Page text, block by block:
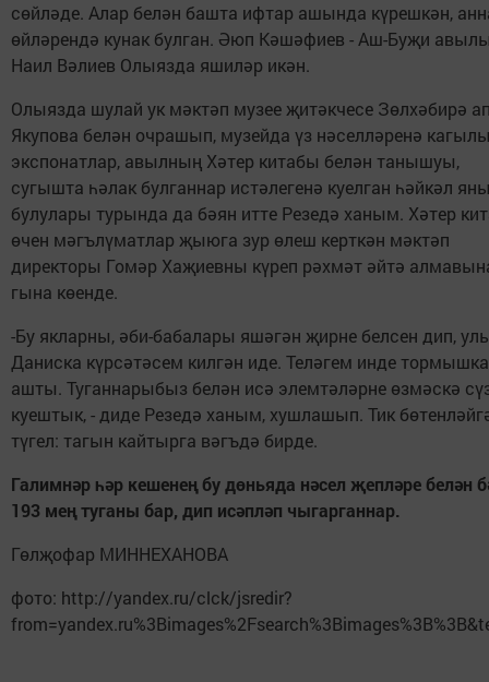
сөйләде. Алар белән башта ифтар ашында күрешкән,
өйләрендә кунак булган. Әюп Кәшәфиев - Аш-Буҗи
Наил Вәлиев Олыязда яшиләр икән.
Олыязда шулай ук мәктәп музее җитәкчесе Зөлхәбирә
Якупова белән очрашып, музейда үз нәселләренә
экспонатлар, авылның Хәтер китабы белән танышуы,
сугышта һәлак булганнар истәлегенә куелган һәйкәл
булулары турында да бәян итте Резедә ханым. Хәтер
өчен мәгълүматлар җыюга зур өлеш керткән мәктәп
директоры Гомәр Хаҗиевны күреп рәхмәт әйтә
гына көенде.
-Бу якларны, әби-бабалары яшәгән җирне белсен дип,
Даниска күрсәтәсем килгән иде. Теләгем инде тормышка
ашты. Туганнарыбыз белән исә элемтәләрне өзмәскә
куештык, - диде Резедә ханым, хушлашып. Тик
түгел: тагын кайтырга вәгъдә бирде.
Галимнәр һәр кешенең бу дөньяда нәсел җепләре белән
193 мең туганы бар, дип исәпләп чыгарганнар.
Гөлҗофар МИННЕХАНОВА
фото: http://yandex.ru/clck/jsredir?